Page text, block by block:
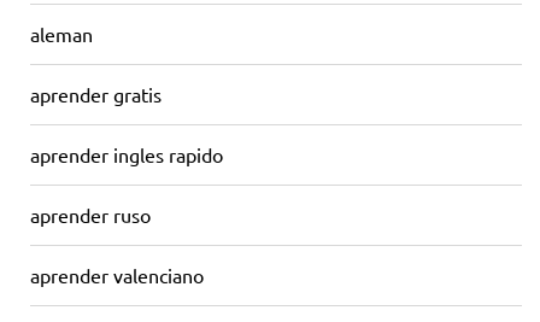
aleman
aprender gratis
aprender ingles rapido
aprender ruso
aprender valenciano